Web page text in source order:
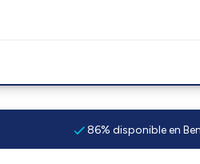
86% disponible en